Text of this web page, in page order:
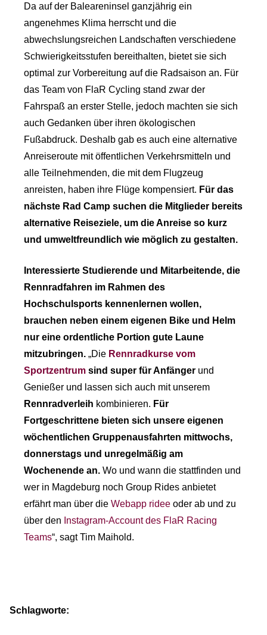
Da auf der Baleareninsel ganzjährig ein
angenehmes Klima herrscht und die
abwechslungsreichen Landschaften verschiedene
Schwierigkeitsstufen bereithalten, bietet sie sich
optimal zur Vorbereitung auf die Radsaison an. Für
das Team von FlaR Cycling stand zwar der
Fahrspaß an erster Stelle, jedoch machten sie sich
auch Gedanken über ihren ökologischen
Fußabdruck. Deshalb gab es auch eine alternative
Anreiseroute mit öffentlichen Verkehrsmitteln und
alle Teilnehmenden, die mit dem Flugzeug
anreisten, haben ihre Flüge kompensiert. Für das
nächste Rad Camp suchen die Mitglieder bereits
alternative Reiseziele, um die Anreise so kurz
und umweltfreundlich wie möglich zu gestalten.
Interessierte Studierende und Mitarbeitende, die
Rennradfahren im Rahmen des
Hochschulsports kennenlernen wollen,
brauchen neben einem eigenen Bike und Helm
nur eine ordentliche Portion gute Laune
mitzubringen. „Die Rennradkurse vom
Sportzentrum sind super für Anfänger und
Genießer und lassen sich auch mit unserem
Rennradverleih kombinieren. Für
Fortgeschrittene bieten sich unsere eigenen
wöchentlichen Gruppenausfahrten mittwochs,
donnerstags und unregelmäßig am
Wochenende an. Wo und wann die stattfinden und
wer in Magdeburg noch Group Rides anbietet
erfährt man über die Webapp ridee oder ab und zu
über den Instagram-Account des FlaR Racing
Teams“, sagt Tim Maihold.
Schlagworte: